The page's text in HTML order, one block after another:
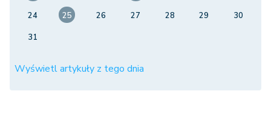
24
25 26 27 28 29
30
31
Wyświetl artykuły z tego dnia